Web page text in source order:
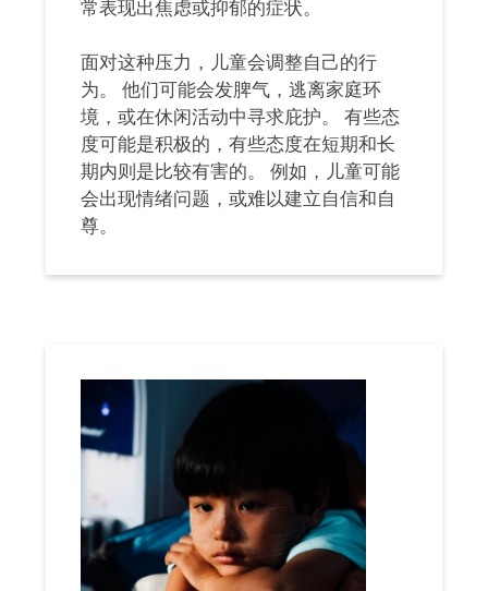
常表现出焦虑或抑郁的症状。
面对这种压力，儿童会调整自己的行
为。 他们可能会发脾气，逃离家庭环
境，或在休闲活动中寻求庇护。 有些态
度可能是积极的，有些态度在短期和长
期内则是比较有害的。 例如，儿童可能
会出现情绪问题，或难以建立自信和自
尊。